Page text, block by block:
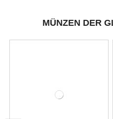
MÜNZEN DER